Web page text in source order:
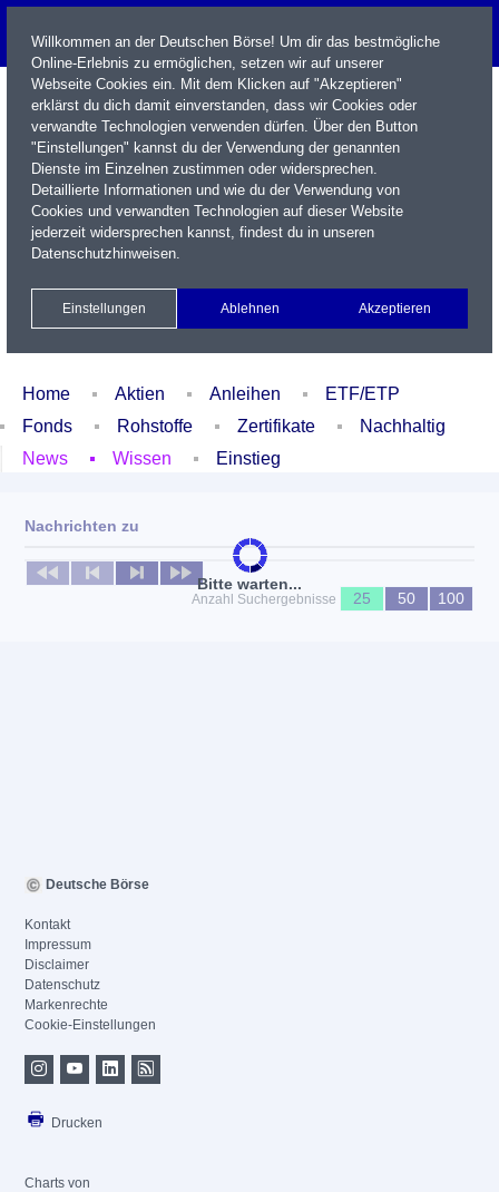
Name / WKN / ISIN / Kürzel
Xetra Realtime
Watchlist Portfolio Login
Home Aktien Anleihen
ETF/ETP
Fonds
Rohstoffe Zertifikate
Nachhaltig
News
Wissen Einstieg
Bitte warten...
Nachrichten zu
Keine News verfügbar
Anzahl Suchergebnisse
25 50 100
Willkommen an der Deutschen Börse! Um dir das bestmögliche
Online-Erlebnis zu ermöglichen, setzen wir auf unserer
Webseite Cookies ein. Mit dem Klicken auf "Akzeptieren"
erklärst du dich damit einverstanden, dass wir Cookies oder
verwandte Technologien verwenden dürfen. Über den Button
"Einstellungen" kannst du der Verwendung der genannten
Dienste im Einzelnen zustimmen oder widersprechen.
Detaillierte Informationen und wie du der Verwendung von
Cookies und verwandten Technologien auf dieser Website
jederzeit widersprechen kannst, findest du in unseren
Datenschutzhinweisen.
Einstellungen Ablehnen Akzeptieren
Deutsche Börse
Kontakt
Impressum
Disclaimer
Datenschutz
Markenrechte
Cookie-Einstellungen
Drucken
Charts von